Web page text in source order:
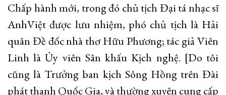
Chấp hành mới, trong đó chủ tịch Đại tá nhạc sĩ
AnhViệt được lưu nhiệm, phó chủ tịch là Hải
quân Đề đốc nhà thơ Hữu Phương; tác giả Viên
Linh là Ủy viên Sân khấu Kịch nghệ. [Do tôi
cũng là Trưởng ban kịch Sông Hồng trên Đài
phát thanh Quốc Gia, và thường xuyên cung cấp